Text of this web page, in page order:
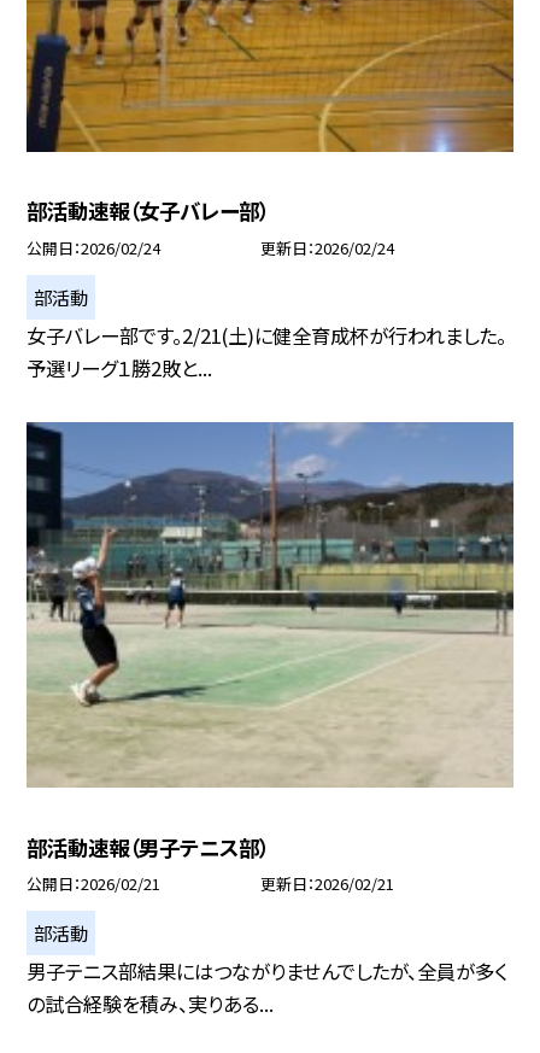
部活動速報（女子バレー部）
公開日 2026/02/24 更新日 2026/02/24
部活動
女子バレー部です。2/21(土)に健全育成杯が行われました。
予選リーグ１勝2敗と...
部活動速報（男子テニス部）
公開日 2026/02/21 更新日 2026/02/21
部活動
男子テニス部結果にはつながりませんでしたが、全員が多く
の試合経験を積み、実りある...